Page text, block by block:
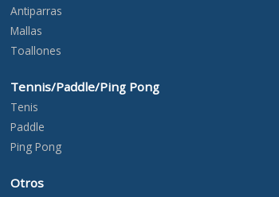
Antiparras
Mallas
Toallones
Tennis/Paddle/Ping Pong
Tenis
Paddle
Ping Pong
Otros